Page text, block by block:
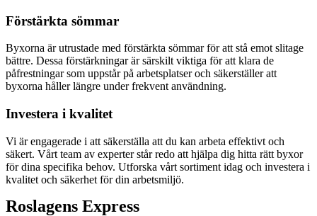
Förstärkta sömmar
Byxorna är utrustade med förstärkta sömmar för att stå emot slitage
bättre. Dessa förstärkningar är särskilt viktiga för att klara de
påfrestningar som uppstår på arbetsplatser och säkerställer att
byxorna håller längre under frekvent användning.
Investera i kvalitet
Vi är engagerade i att säkerställa att du kan arbeta effektivt och
säkert. Vårt team av experter står redo att hjälpa dig hitta rätt byxor
för dina specifika behov. Utforska vårt sortiment idag och investera i
kvalitet och säkerhet för din arbetsmiljö.
Roslagens Express